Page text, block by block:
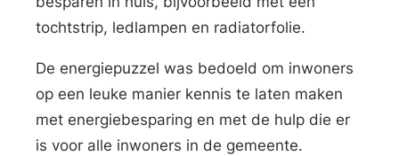
H
n
s
B
tochtstrip, ledlampen en radiatorfolie.
De energiepuzzel was bedoeld om inwoners
op een leuke manier kennis te laten maken
met energiebesparing en met de hulp die er
is voor alle inwoners in de gemeente.